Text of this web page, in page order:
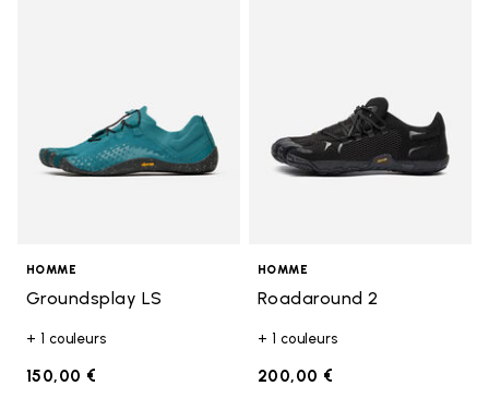
HOMME
Groundsplay LS
+ 1 couleurs
150,00 €
HOMME
Roadaround 2
+ 1 couleurs
200,00 €